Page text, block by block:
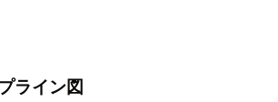
ライン図